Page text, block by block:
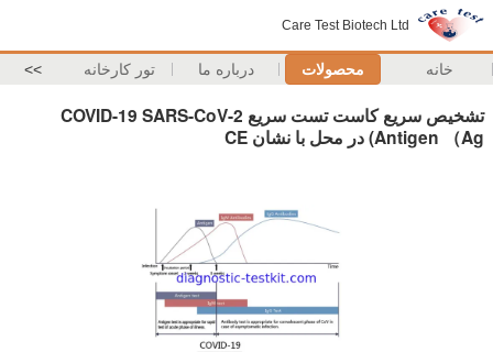
Care Test Biotech Ltd
خانه محصولات درباره ما تور کارخانه >>
تشخیص سریع کاست تست سریع COVID-19 SARS-CoV-2
Antigen （Ag) در محل با نشان CE